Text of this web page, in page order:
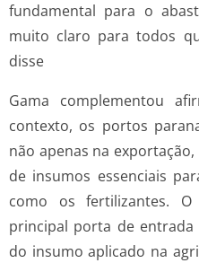
fundamental para o
muito claro para todos
disse
Gama complementou
contexto, os portos
não apenas na
de insumos essenciais
como os fertilizantes.
principal porta de
do insumo aplicado na